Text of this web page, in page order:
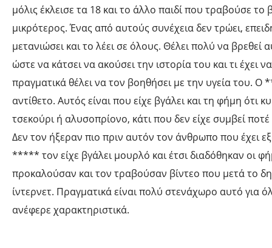
μόλις έκλεισε τα 18 και το άλλο παιδί που τραβούσε το
μικρότερος. Ένας από αυτούς συνέχεια δεν τρώει,
μετανιώσει και το λέει σε όλους. Θέλει πολύ να
ώστε να κάτσει να ακούσει την ιστορία του και τι έχει
πραγματικά θέλει να τον βοηθήσει με την υγεία του. Ο
αντίθετο. Αυτός είναι που είχε βγάλει και τη φήμη ότι
τσεκούρι ή αλυσοπρίονο, κάτι που δεν είχε συμβεί
Δεν τον ήξεραν πιο πριν αυτόν τον άνθρωπο που έχει
***** τον είχε βγάλει μουρλό και έτσι διαδόθηκαν οι
προκαλούσαν και τον τραβούσαν βίντεο που μετά το
ίντερνετ. Πραγματικά είναι πολύ στενάχωρο αυτό για
ανέφερε χαρακτηριστικά.